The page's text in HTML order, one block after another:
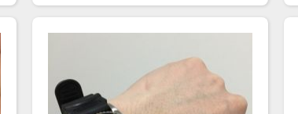
今回はエクスプローラーⅡの新旧モデルを比較
してみました。